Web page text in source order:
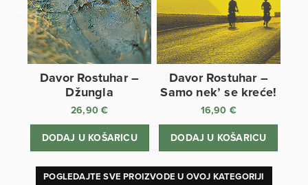
Davor Rostuhar –
Džungla
26,90€
DODAJ U KOŠARICU
Davor Rostuhar –
Samo nek’ se kreće!
16,90 €
DODAJ U KOŠARICU
POGLEDAJTE SVE PROIZVODE U OVOJ KATEGORIJI